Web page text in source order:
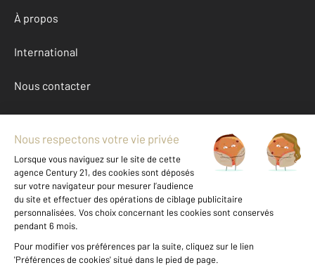
À propos
International
Nous contacter
Mentions légales & CGU et Barèmes d'honoraires
Données personnelles
Gestionnaire des cookies
Achat appartement autour de CAP D AIL (06320)